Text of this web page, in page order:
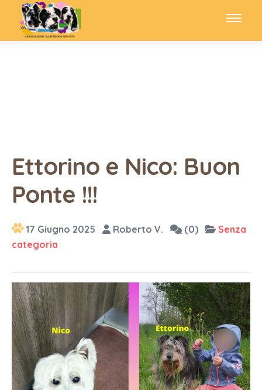
Ettorino e Nico: Buon
Ponte !!!
17 Giugno 2025 Roberto V. (0)
Senza
categoria